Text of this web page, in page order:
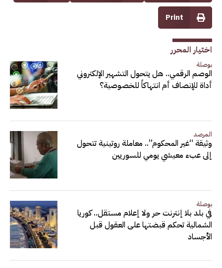
Print
اختيار المحرر
بوصلة
الوصم الرقمي.. هل يتحول التشهير الإلكتروني
أداة للإنصاف أم انتهاكاً للخصوصية؟
المرصد
وثيقة “غير المحكوم”.. معاملة روتينية تتحول
إلى عبء معيشي يومي للسوريين
بوصلة
في بلد بلا إنترنت حر ولا إعلام مستقل.. كوريا
الشمالية تحكم قبضتها على العقول قبل
الأجساد